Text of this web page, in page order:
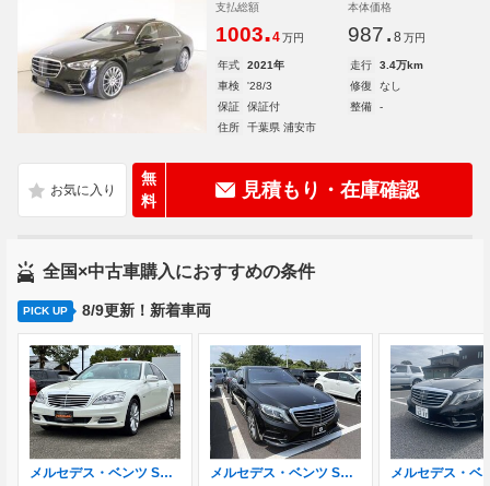
支払総額
1003.4 万円
本体価格
987. 8 万円
年式 2021年 走行
3.4万km
車検
'28/3 修復
なし
保証
保証付 整備
-
住所
千葉県 浦安市
無
料
見積もり・在庫確認
全国×中古車購入におすすめの条件
PICK UP 8/9更新！新着車両
メルセデス・ベンツ Sクラス S350 ブルーエフィシェンシー ナビ・TV・バックカメラ・電動シート・スマ メルセデス・ベンツ Sクラス S400 ハイブリッド エクスクルーシブ AMGライン 禁煙車 Burmesterサウンド サンルーフ